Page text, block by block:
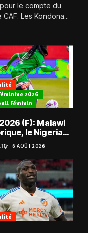
le compte du
Les Kondona...
2026
Féminin
(F): Malawi
le Nigeria
la Zambie
6 AOÛT 2026